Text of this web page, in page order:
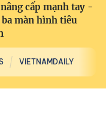
cấp mạnh tay -
màn hình tiêu
VIETNAMDAILY